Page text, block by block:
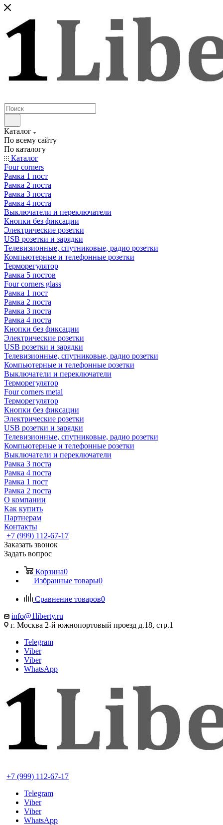
Каталог
По всему сайту
По каталогу
Каталог
Four corners
Рамка 1 пост
Рамка 2 поста
Рамка 3 поста
Рамка 4 поста
Выключатели и переключатели
Кнопки без фиксации
Электрические розетки
USB розетки и зарядки
Телевизионные, спутниковые, радио розетки
Компьютерные и телефонные розетки
Терморегулятор
Рамка 5 постов
Four corners glass
Рамка 1 пост
Рамка 2 поста
Рамка 3 поста
Рамка 4 поста
Кнопки без фиксации
Электрические розетки
USB розетки и зарядки
Телевизионные, спутниковые, радио розетки
Компьютерные и телефонные розетки
Выключатели и переключатели
Терморегулятор
Four corners metal
Терморегулятор
Кнопки без фиксации
Электрические розетки
USB розетки и зарядки
Телевизионные, спутниковые, радио розетки
Компьютерные и телефонные розетки
Выключатели и переключатели
Рамка 3 поста
Рамка 4 поста
Рамка 1 пост
Рамка 2 поста
О компании
Как купить
Партнерам
Контакты
+7 (999) 112-67-17
Заказать звонок
Задать вопрос
Корзина0
Избранные товары0
Сравнение товаров0
info@1liberty.ru
г. Москва 2-й южнопортовый проезд д.18, стр.1
Telegram
Viber
Viber
WhatsApp
+7 (999) 112-67-17
Telegram
Viber
Viber
WhatsApp